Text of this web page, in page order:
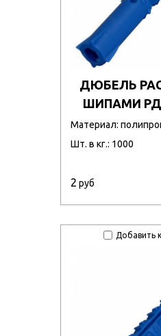
ДЮБЕЛЬ
ШИПАМИ
Материал:
Шт. в кг.: 1000
2 руб
Добавить